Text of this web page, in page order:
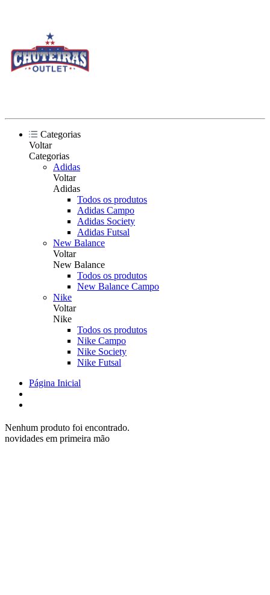
Categorias
Voltar
Categorias
Adidas
Voltar
Adidas
Todos os produtos
Adidas Campo
Adidas Society
Adidas Futsal
New Balance
Voltar
New Balance
Todos os produtos
New Balance Campo
Nike
Voltar
Nike
Todos os produtos
Nike Campo
Nike Society
Nike Futsal
Página Inicial
Nenhum produto foi encontrado.
novidades em primeira mão